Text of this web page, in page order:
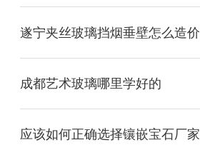
遂宁夹丝玻璃挡烟垂壁怎么造价
成都艺术玻璃哪里学好的
应该如何正确选择镶嵌宝石厂家